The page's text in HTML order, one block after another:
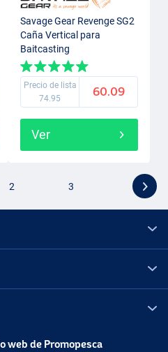
Savage Gear Revenge SG2
Caña Vertical para
Baitcasting
Precio de lista
74.95
60.09
Ver
2 3
web de Promopesca